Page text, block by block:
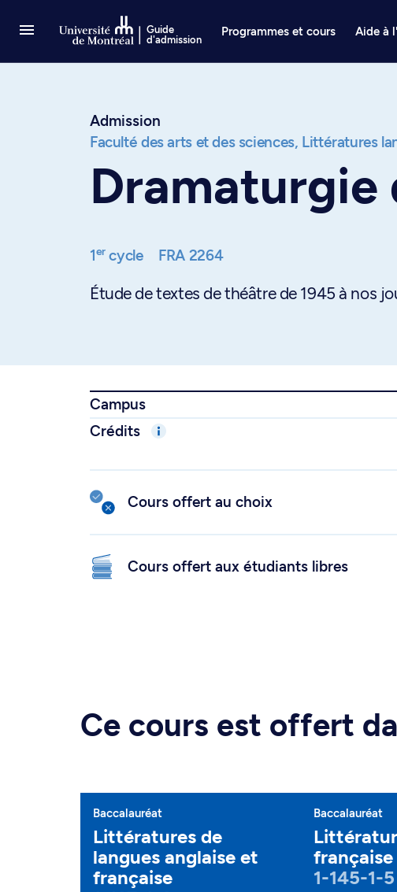
Guide
d'admission
Programmes et cours Aide à
Admission
Faculté des arts et des sciences, Littératures
Dramaturgie
1ercycle FRA 2264
Étude de textes de théâtre de 1945 à nos
Campus
Crédits
Cours offert au choix
Cours offert aux étudiants libres
Ce cours est offert
Baccalauréat
Littératures de
langues anglaise et
française
Baccalauréat
française
1-145-1-5